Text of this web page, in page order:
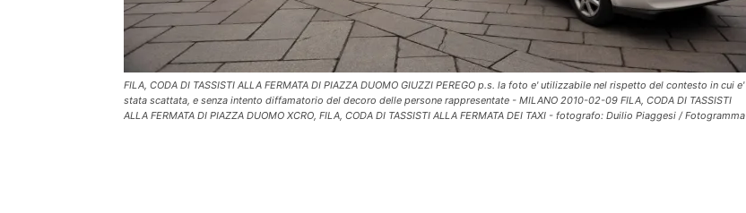
FILA, CODA DI TASSISTI ALLA FERMATA DI PIAZZA DUOMO GIUZZI PEREGO p.s. la foto e' utilizzabile nel rispetto del contesto in cui e'
stata scattata, e senza intento diffamatorio del decoro delle persone rappresentate - MILANO 2010-02-09 FILA, CODA DI TASSISTI
ALLA FERMATA DI PIAZZA DUOMO XCRO, FILA, CODA DI TASSISTI ALLA FERMATA DEI TAXI - fotografo: Duilio Piaggesi / Fotogramma